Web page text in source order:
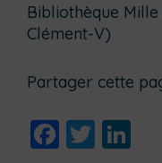
Bibliothèque
Clément-V)
Partager cette